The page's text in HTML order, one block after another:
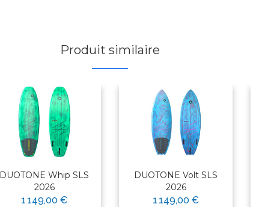
Produit similaire
DUOTONE Whip SLS
2026
1 149,00 €
DUOTONE Volt SLS
2026
1 149,00 €